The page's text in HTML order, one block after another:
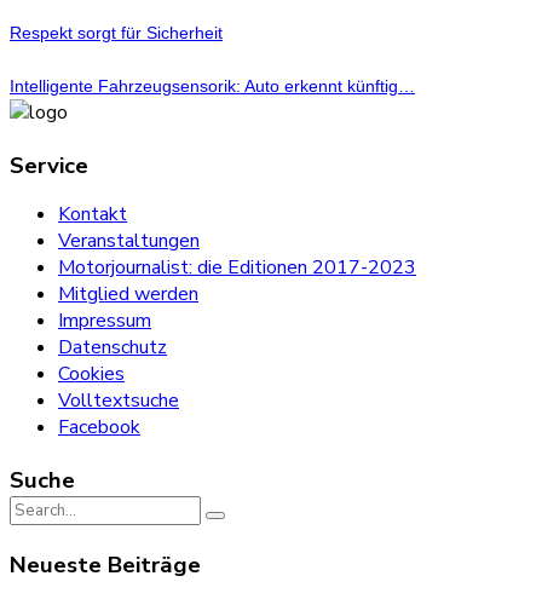
Respekt sorgt für Sicherheit
Intelligente Fahrzeugsensorik: Auto erkennt künftig…
Service
Kontakt
Veranstaltungen
Motorjournalist: die Editionen 2017-2023
Mitglied werden
Impressum
Datenschutz
Cookies
Volltextsuche
Facebook
Suche
Search
Neueste Beiträge